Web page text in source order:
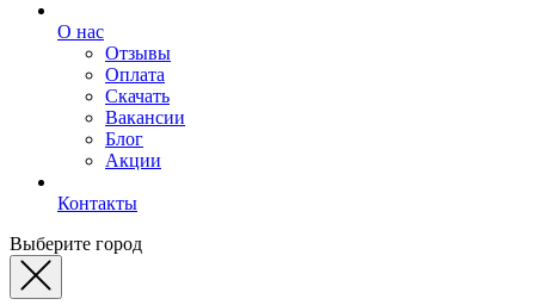
О нас
Отзывы
Оплата
Скачать
Вакансии
Блог
Акции
Контакты
Выберите город